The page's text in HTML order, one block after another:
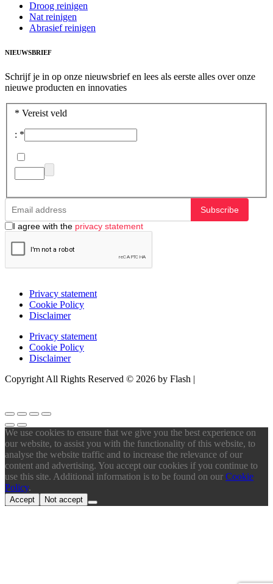
Droog reinigen
Nat reinigen
Abrasief reinigen
NIEUWSBRIEF
Schrijf je in op onze nieuwsbrief en lees als eerste alles over onze
nieuwe producten en innovaties
* Vereist veld
: *
Subscribe
I agree with the privacy statement
Privacy statement
Cookie Policy
Disclaimer
Privacy statement
Cookie Policy
Disclaimer
Copyright All Rights Reserved © 2026 by Flash |
We use cookies to ensure that we give you the best experience on
our website, to assist you with the functionality of this website, to
analyse the website traffic and to increase the relevance of our
content and advertising. You accept our cookies if you continue to
use this site. Additional information is to be found on our Cookie
Policy.
Accept Not accept